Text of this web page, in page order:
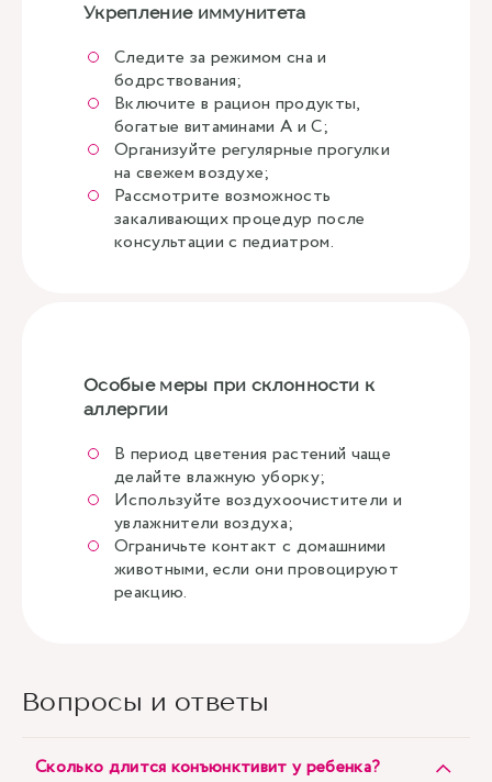
Укрепление иммунитета
Следите за режимом сна и
бодрствования;
Включите в рацион продукты,
богатые витаминами А и С;
Организуйте регулярные прогулки
на свежем воздухе;
Рассмотрите возможность
закаливающих процедур после
консультации с педиатром.
Особые меры при склонности к
аллергии
В период цветения растений чаще
делайте влажную уборку;
Используйте воздухоочистители и
увлажнители воздуха;
Ограничьте контакт с домашними
животными, если они провоцируют
реакцию.
Вопросы и ответы
Сколько длится конъюнктивит у ребенка?